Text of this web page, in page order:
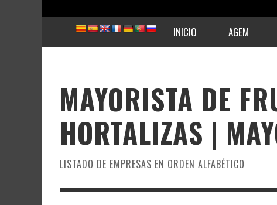
INICIO AGEM
MAYORISTA DE
HORTALIZAS |
LISTADO DE EMPRESAS EN ORDEN ALFABÉTICO